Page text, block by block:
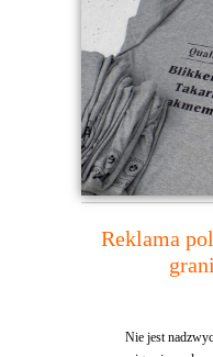
Reklama
Nie jest